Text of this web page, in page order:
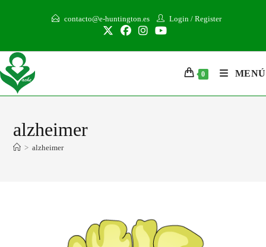
contacto@e-huntington.es Login / Register
0 MENÚ
alzheimer
> alzheimer